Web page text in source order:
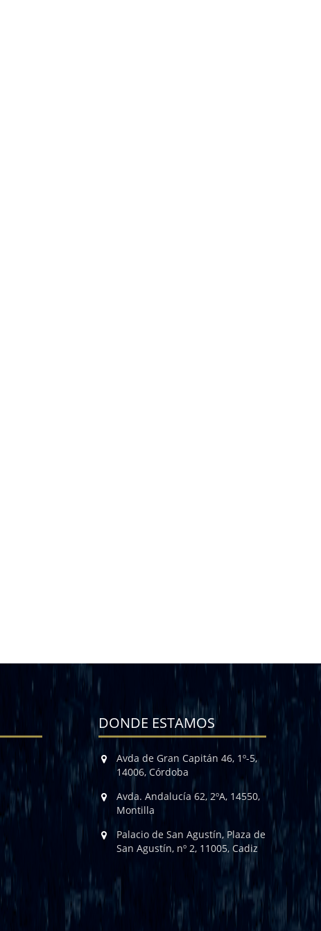
DONDE ESTAMOS
Avda de Gran Capitán 46, 1º-5,
14006, Córdoba
Avda. Andalucía 62, 2ºA, 14550,
Montilla
Palacio de San Agustín, Plaza de
San Agustín, nº 2, 11005, Cadiz